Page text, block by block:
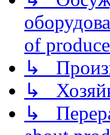
of
↳
↳
↳